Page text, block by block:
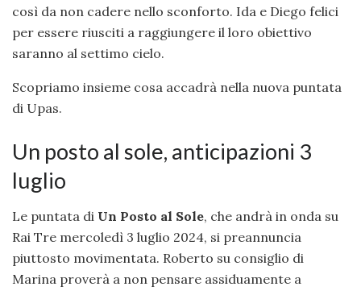
così da non cadere nello sconforto. Ida e Diego felici
per essere riusciti a raggiungere il loro obiettivo
saranno al settimo cielo.
Scopriamo insieme cosa accadrà nella nuova puntata
di Upas.
Un posto al sole, anticipazioni 3
luglio
Le puntata di Un Posto al Sole, che andrà in onda su
Rai Tre mercoledì 3 luglio 2024, si preannuncia
piuttosto movimentata. Roberto su consiglio di
Marina proverà a non pensare assiduamente a